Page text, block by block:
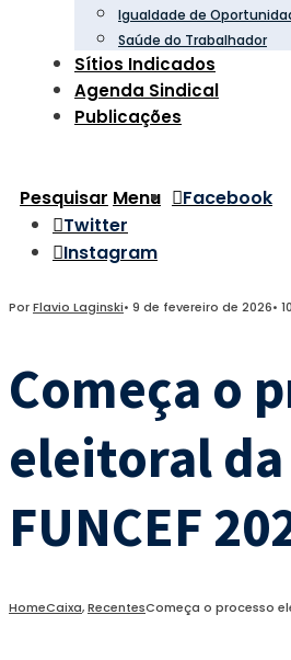
Igualdade de
Saúde do Trabalhador
Sítios Indicados
Agenda Sindical
Publicações
Pesquisar Menu
Facebook
Twitter
Instagram
PorFlavio Laginski• 9 de fevereiro de 2026•
Começa o
eleitoral da
FUNCEF
HomeCaixa,RecentesComeça o processo